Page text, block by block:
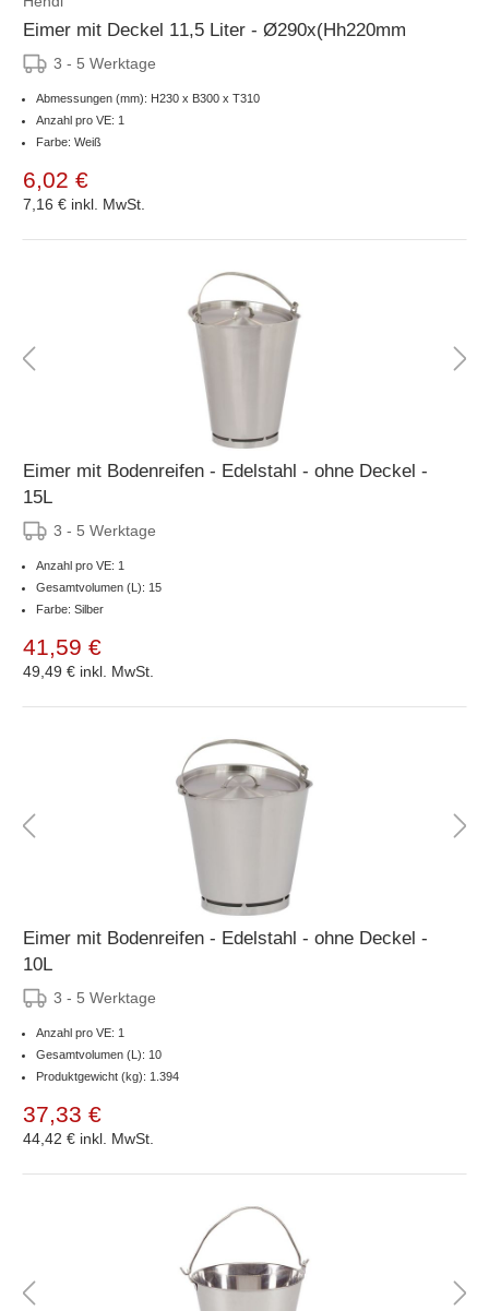
Eimer mit Deckel 11,5 Liter - Ø290x(Hh220mm
3 - 5 Werktage
Abmessungen (mm): H230 x B300 x T310
Anzahl pro VE: 1
Farbe: Weiß
6,02 €
7,16 € inkl. MwSt.
Eimer mit Bodenreifen - Edelstahl - ohne Deckel -
15L
3 - 5 Werktage
Anzahl pro VE: 1
Gesamtvolumen (L): 15
Farbe: Silber
41,59 €
49,49 € inkl. MwSt.
Eimer mit Bodenreifen - Edelstahl - ohne Deckel -
10L
3 - 5 Werktage
Anzahl pro VE: 1
Gesamtvolumen (L): 10
Produktgewicht (kg): 1.394
37,33 €
44,42 € inkl. MwSt.